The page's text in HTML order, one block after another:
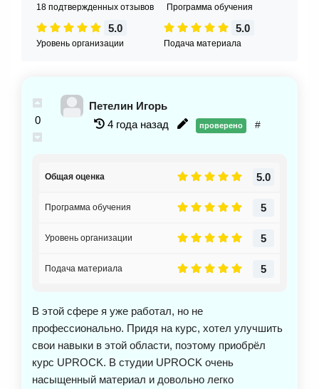
18 подтвержденных отзывов Программа обучения
5.0
Уровень организации
5.0
Подача материала
0
Петелин Игорь
4 года назад
проверено #
5.0
Общая оценка
5
Программа обучения
5
Уровень организации
5
Подача материала
В этой сфере я уже работал, но не
профессионально. Придя на курс, хотел улучшить
свои навыки в этой области, поэтому приобрёл
курс UPROCK. В студии UPROCK очень
насыщенный материал и довольно легко